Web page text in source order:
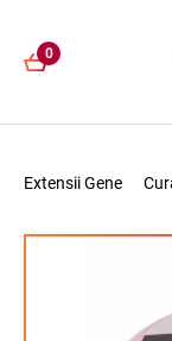
0
Extensii Gene